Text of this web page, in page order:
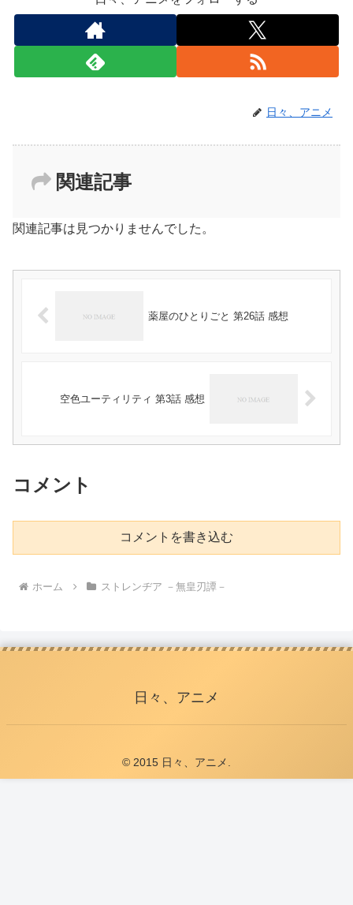
日々、アニメ
関連記事
関連記事は見つかりませんでした。
薬屋のひとりごと 第26話 感想
空色ユーティリティ 第3話 感想
コメント
コメントを書き込む
ホーム ストレンヂア －無皇刃譚－
日々、アニメ
© 2015 日々、アニメ.